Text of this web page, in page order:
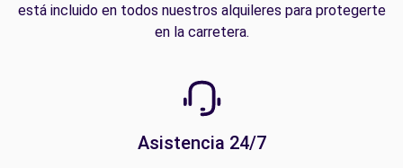
está incluido en todos nuestros alquileres para protegerte
en la carretera.
Asistencia 24/7